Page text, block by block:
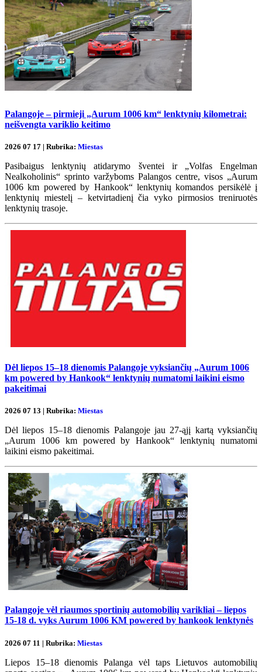
Palangoje – pirmieji „Aurum 1006 km“ lenktynių kilometrai:
neišvengta variklio keitimo
2026 07 17 | Rubrika: Miestas
Pasibaigus lenktynių atidarymo šventei ir „Volfas Engelman
Nealkoholinis“ sprinto varžyboms Palangos centre, visos „Aurum
1006 km powered by Hankook“ lenktynių komandos persikėlė į
lenktynių miestelį – ketvirtadienį čia vyko pirmosios treniruotės
lenktynių trasoje.
Dėl liepos 15–18 dienomis Palangoje vyksiančių „Aurum 1006
km powered by Hankook“ lenktynių numatomi laikini eismo
pakeitimai
2026 07 13 | Rubrika: Miestas
Dėl liepos 15–18 dienomis Palangoje jau 27-ąjį kartą vyksiančių
„Aurum 1006 km powered by Hankook“ lenktynių numatomi
laikini eismo pakeitimai.
Palangoje vėl riaumos sportinių automobilių varikliai – liepos
15-18 d. vyks Aurum 1006 KM powered by hankook lenktynės
2026 07 11 | Rubrika: Miestas
Liepos 15–18 dienomis Palanga vėl taps Lietuvos automobilių